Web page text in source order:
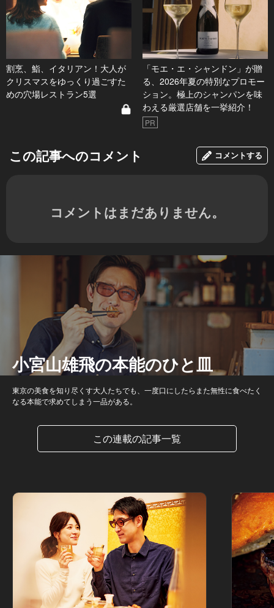
割烹、鮨、イタリアン！大人が
クリスマスをゆっくり過ごすた
めの穴場レストラン5選
「モエ・エ・シャンドン」が贈
る、2026年夏の特別なプロモー
ション。極上のシャンパンを味
わえる厳選店舗を一挙紹介！
PR
この記事へのコメント コメントする
コメントはまだありません。
小宮山雄飛の本能のひと皿
東京の美食を知り尽くす大人たちでも、一度口にしたらまた無性に食べたく
なる本能で求めてしまう一品がある。
この連載の記事一覧